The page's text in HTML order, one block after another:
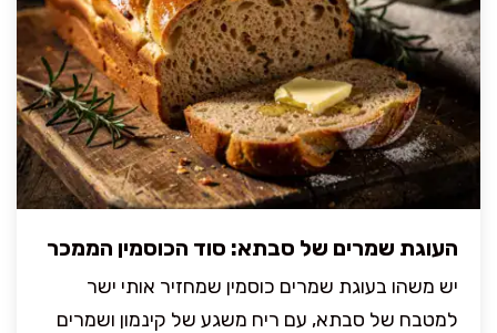
העוגת שמרים של סבתא: סוד הכוסמין הממכר
יש משהו בעוגת שמרים כוסמין שמחזיר אותי ישר
למטבח של סבתא, עם ריח משגע של קינמון ושמרים